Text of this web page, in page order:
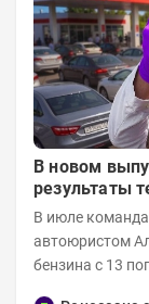
В новом
результаты
В июле
автоюристом
бензина с 13